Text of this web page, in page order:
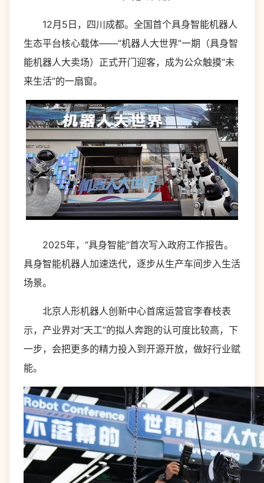
12月5日，四川成都。全国首个具身智能机器人
生态平台核心载体——“机器人大世界”一期（具身智
能机器人大卖场）正式开门迎客，成为公众触摸“未
来生活”的一扇窗。
2025年，“具身智能”首次写入政府工作报告。
具身智能机器人加速迭代，逐步从生产车间步入生活
场景。
北京人形机器人创新中心首席运营官李春枝表
示，产业界对“天工”的拟人奔跑的认可度比较高，下
一步，会把更多的精力投入到开源开放，做好行业赋
能。